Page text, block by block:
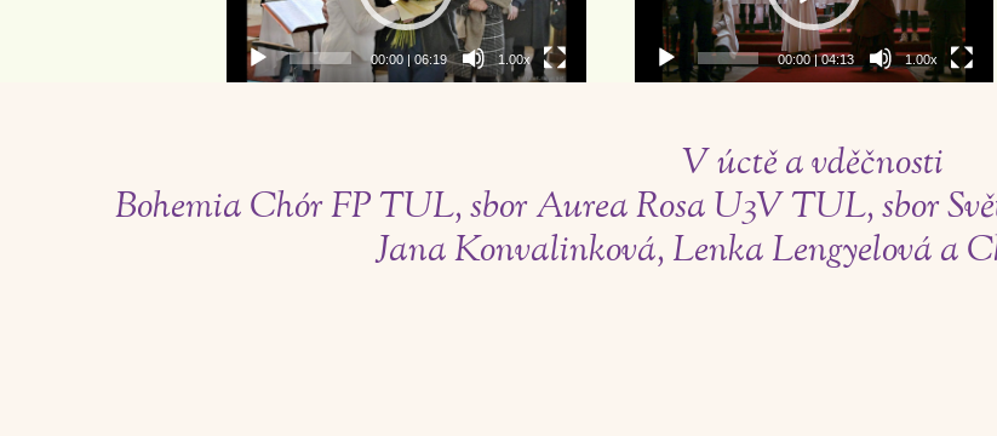
00:00|06:19 1.00x 00:00|04:13 1.00x
V úctě a vděčnosti
Bohemia Chór FP TUL, sbor Aurea Rosa U3V TUL, sbor
Jana Konvalinková, Lenka Lengyelová a